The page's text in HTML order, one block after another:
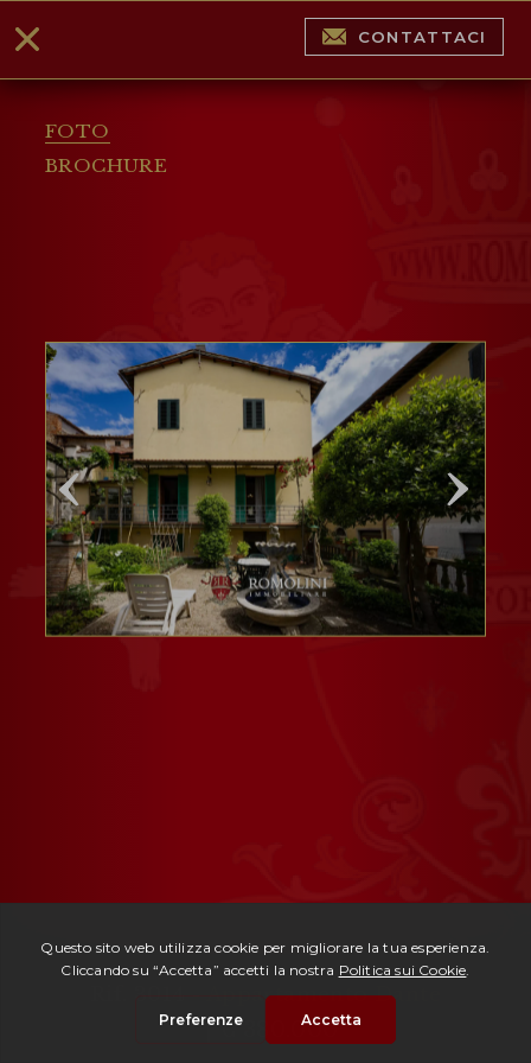
FOTO
BROCHURE
CONTATTACI
Appartamento Dante
| € 380.000